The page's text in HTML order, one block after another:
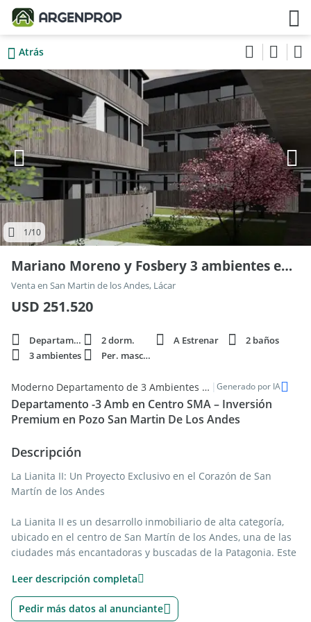
Atrás
1/10
Mariano Moreno y Fosbery 3 ambientes en pozo
Venta en San Martin de los Andes, Lácar
USD 251.520
Departamento 2 dorm. A Estrenar
2 baños
3 ambientes
Per. mascota
Moderno Departamento de 3 Ambientes en el Centro de San Martín de los Andes | Generado por IA
Departamento -3 Amb en Centro SMA – Inversión
Premium en Pozo San Martin De Los Andes
Descripción
La Lianita II: Un Proyecto Exclusivo en el Corazón de San
Martín de los Andes
La Lianita II es un desarrollo inmobiliario de alta categoría,
ubicado en el centro de San Martín de los Andes, una de las
ciudades más encantadoras y buscadas de la Patagonia. Este
para quienes buscan una opción de inversión rentable o un
lugar ideal para el descanso y la calidad de vida en familia.
Con entrega estimada para Julio de 2026, La Lianita II es la
Leer descripción completa
Pedir más datos al anunciante